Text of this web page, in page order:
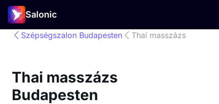
Salonic
Szépségszalon Budapesten Thai masszázs
Thai masszázs
Budapesten